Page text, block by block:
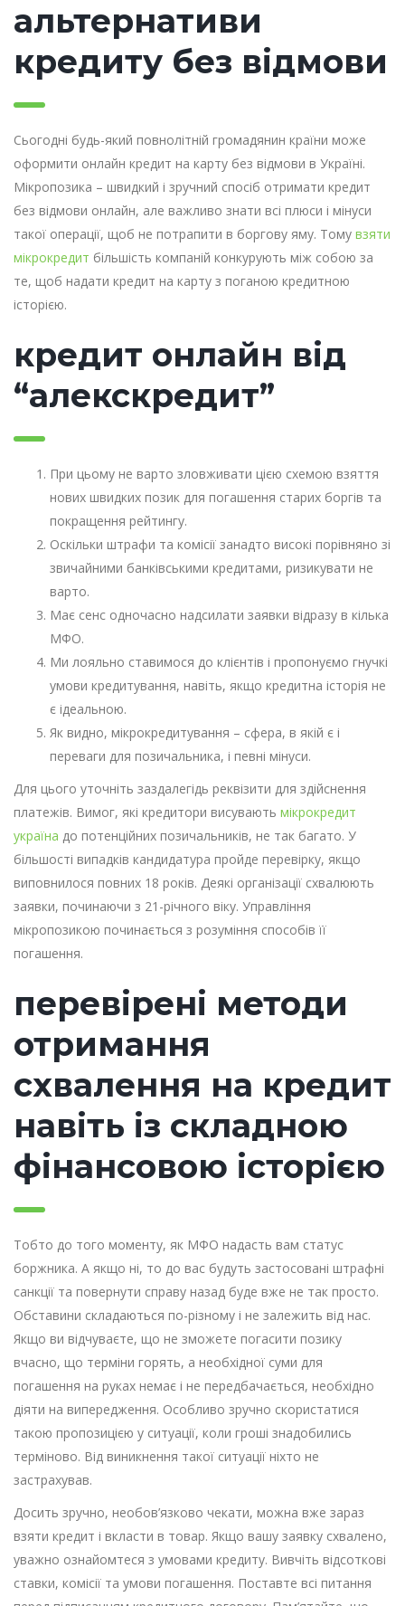
альтернативи
кредиту без відмови
Сьогодні будь-який повнолітній громадянин країни може
оформити онлайн кредит на карту без відмови в Україні.
Мікропозика – швидкий і зручний спосіб отримати кредит
без відмови онлайн, але важливо знати всі плюси і мінуси
такої операції, щоб не потрапити в боргову яму. Тому взяти
мікрокредит більшість компаній конкурують між собою за
те, щоб надати кредит на карту з поганою кредитною
історією.
кредит онлайн від
“алекскредит”
При цьому не варто зловживати цією схемою взяття
нових швидких позик для погашення старих боргів та
покращення рейтингу.
Оскільки штрафи та комісії занадто високі порівняно зі
звичайними банківськими кредитами, ризикувати не
варто.
Має сенс одночасно надсилати заявки відразу в кілька
МФО.
Ми лояльно ставимося до клієнтів і пропонуємо гнучкі
умови кредитування, навіть, якщо кредитна історія не
є ідеальною.
Як видно, мікрокредитування – сфера, в якій є і
переваги для позичальника, і певні мінуси.
Для цього уточніть заздалегідь реквізити для здійснення
платежів. Вимог, які кредитори висувають мікрокредит
україна до потенційних позичальників, не так багато. У
більшості випадків кандидатура пройде перевірку, якщо
виповнилося повних 18 років. Деякі організації схвалюють
заявки, починаючи з 21-річного віку. Управління
мікропозикою починається з розуміння способів її
погашення.
перевірені методи
отримання
схвалення на кредит
навіть із складною
фінансовою історією
Тобто до того моменту, як МФО надасть вам статус
боржника. А якщо ні, то до вас будуть застосовані штрафні
санкції та повернути справу назад буде вже не так просто.
Обставини складаються по-різному і не залежить від нас.
Якщо ви відчуваєте, що не зможете погасити позику
вчасно, що терміни горять, а необхідної суми для
погашення на руках немає і не передбачається, необхідно
діяти на випередження. Особливо зручно скористатися
такою пропозицією у ситуації, коли гроші знадобились
терміново. Від виникнення такої ситуації ніхто не
застрахував.
Досить зручно, необов’язково чекати, можна вже зараз
взяти кредит і вкласти в товар. Якщо вашу заявку схвалено,
уважно ознайомтеся з умовами кредиту. Вивчіть відсоткові
ставки, комісії та умови погашення. Поставте всі питання